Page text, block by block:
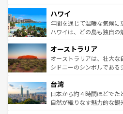
ば市内交通費無料で観光を楽し
着のスイス情報はコンテン
のような巨大都市は、観光
ンメントが詰まった刺激的
西部には大自然が広がり
部のニューオーリンズでは
文化が魅力。旅行者はアメ
しみながら、その多様性と
ならではの贅沢な旅のスタイルだ。 なお、新
情報はコンテンツ一覧を参
ハワイ
年間を通じて温暖な気候に
ハワイは、どの島も独自の
ワイ島は見逃せない。また
島だが、静かな自然を求め
おすすめ。エメラルドグリ
れるおもてなしの心で訪れ
人々、おいしいローカル
ク、伝統的なフラダンスな
オーストラリア
オーストラリアは、壮大な
シドニーのシンボルである
リアリーフや大陸中央部に
ク）、タスマニアの美しい
ど、見どころがたくさん。
台湾
日本から約４時間ほどでた
自然が織りなす魅力的な観